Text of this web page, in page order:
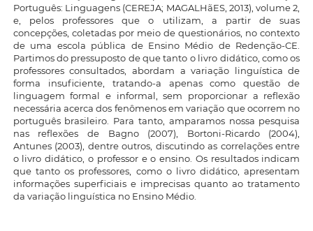
Português: Linguagens (CEREJA; MAGALHãES, 2013), volume 2,
e, pelos professores que o utilizam, a partir de suas
concepções, coletadas por meio de questionários, no contexto
de uma escola pública de Ensino Médio de Redenção-CE.
Partimos do pressuposto de que tanto o livro didático, como os
professores consultados, abordam a variação linguística de
forma insuficiente, tratando-a apenas como questão de
linguagem formal e informal, sem proporcionar a reflexão
necessária acerca dos fenômenos em variação que ocorrem no
português brasileiro. Para tanto, amparamos nossa pesquisa
nas reflexões de Bagno (2007), Bortoni-Ricardo (2004),
Antunes (2003), dentre outros, discutindo as correlações entre
o livro didático, o professor e o ensino. Os resultados indicam
que tanto os professores, como o livro didático, apresentam
informações superficiais e imprecisas quanto ao tratamento
da variação linguística no Ensino Médio.